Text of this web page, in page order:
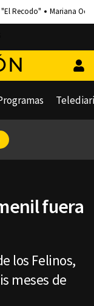
"El Recodo" Mariana
fuera
los Felinos,
meses de